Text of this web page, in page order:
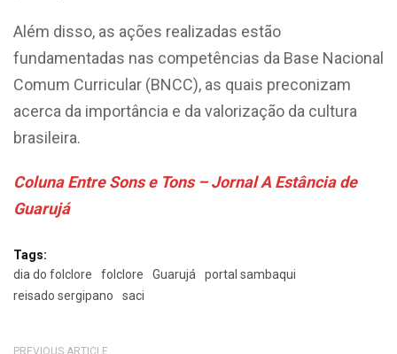
Além disso, as ações realizadas estão
fundamentadas nas competências da Base Nacional
Comum Curricular (BNCC), as quais preconizam
acerca da importância e da valorização da cultura
brasileira.
Coluna Entre Sons e Tons – Jornal A Estância de
Guarujá
Tags:
dia do folclore
folclore Guarujá
portal sambaqui
reisado sergipano
saci
PREVIOUS ARTICLE